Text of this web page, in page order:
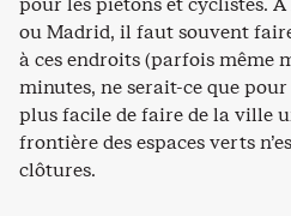
ou Madrid, il faut souvent
à ces endroits (parfois même
minutes, ne serait-ce que
plus facile de faire de la ville
frontière des espaces verts
clôtures.